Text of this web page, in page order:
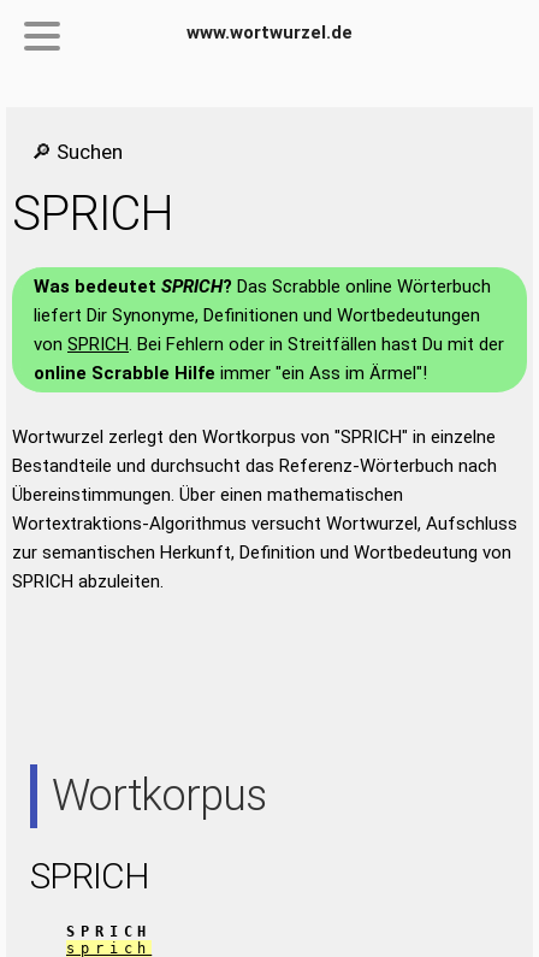
www.wortwurzel.de
🔎 Suchen
SPRICH
Was bedeutet SPRICH? Das Scrabble online Wörterbuch
liefert Dir Synonyme, Definitionen und Wortbedeutungen
von SPRICH. Bei Fehlern oder in Streitfällen hast Du mit der
online Scrabble Hilfe immer "ein Ass im Ärmel"!
Wortwurzel zerlegt den Wortkorpus von "SPRICH" in einzelne
Bestandteile und durchsucht das Referenz-Wörterbuch nach
Übereinstimmungen. Über einen mathematischen
Wortextraktions-Algorithmus versucht Wortwurzel, Aufschluss
zur semantischen Herkunft, Definition und Wortbedeutung von
SPRICH abzuleiten.
Wortkorpus
SPRICH
SPRICH
sprich